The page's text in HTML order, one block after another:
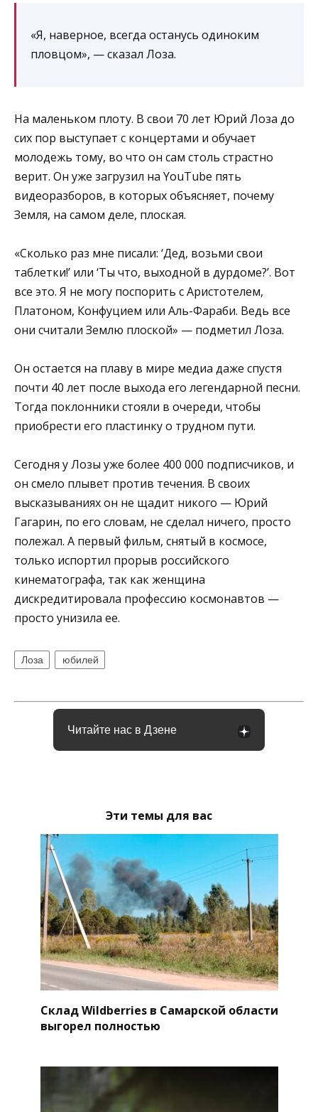
«Я, наверное, всегда останусь одиноким
пловцом», — сказал Лоза.
На маленьком плоту. В свои 70 лет Юрий Лоза до
сих пор выступает с концертами и обучает
молодежь тому, во что он сам столь страстно
верит. Он уже загрузил на YouTube пять
видеоразборов, в которых объясняет, почему
Земля, на самом деле, плоская.
«Сколько раз мне писали: ‘Дед, возьми свои
таблетки!’ или ‘Ты что, выходной в дурдоме?’. Вот
все это. Я не могу поспорить с Аристотелем,
Платоном, Конфуцием или Аль-Фараби. Ведь все
они считали Землю плоской» — подметил Лоза.
Он остается на плаву в мире медиа даже спустя
почти 40 лет после выхода его легендарной песни.
Тогда поклонники стояли в очереди, чтобы
приобрести его пластинку о трудном пути.
Сегодня у Лозы уже более 400 000 подписчиков, и
он смело плывет против течения. В своих
высказываниях он не щадит никого — Юрий
Гагарин, по его словам, не сделал ничего, просто
полежал. А первый фильм, снятый в космосе,
только испортил прорыв российского
кинематографа, так как женщина
дискредитировала профессию космонавтов —
просто унизила ее.
Лоза юбилей
Читайте нас в Дзене
Эти темы для вас
Склад Wildberries в Самарской области
выгорел полностью